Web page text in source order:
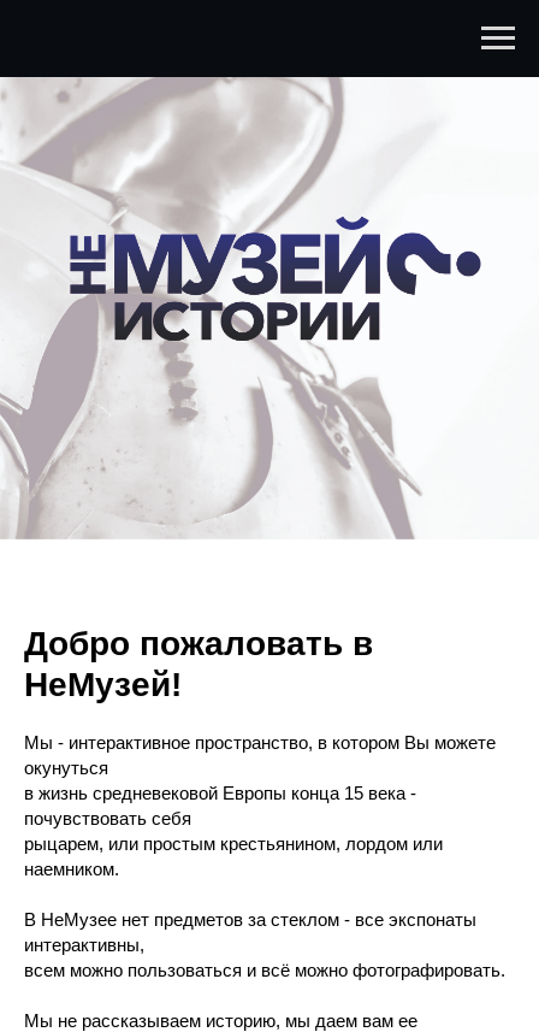
Добро пожаловать в
НеМузей!
Мы - интерактивное пространство, в котором Вы можете
окунуться
в жизнь средневековой Европы конца 15 века -
почувствовать себя
рыцарем, или простым крестьянином, лордом или
наемником.
В НеМузее нет предметов за стеклом - все экспонаты
интерактивны,
всем можно пользоваться и всё можно фотографировать.
Мы не рассказываем историю, мы даем вам ее